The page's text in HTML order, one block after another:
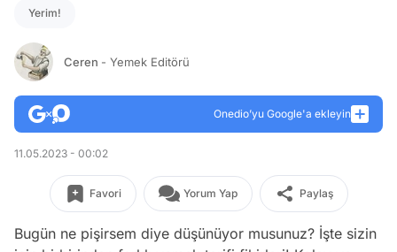
Yerim!
Ceren - Yemek Editörü
Onedio’yu Google'a ekleyin
11.05.2023 - 00:02
Favori Yorum Yap Paylaş
Bugün ne pişirsem diye düşünüyor musunuz? İşte sizin